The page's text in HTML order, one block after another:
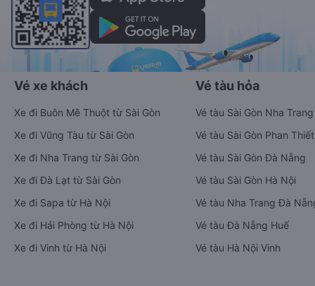
Vé xe khách
Xe đi Buôn Mê Thuột từ Sài Gòn
Xe đi Vũng Tàu từ Sài Gòn
Xe đi Nha Trang từ Sài Gòn
Xe đi Đà Lạt từ Sài Gòn
Xe đi Sapa từ Hà Nội
Xe đi Hải Phòng từ Hà Nội
Xe đi Vinh từ Hà Nội
Vé tàu hỏa
Vé tàu Sài Gòn Nha Trang
Vé tàu Sài Gòn Phan Thiết
Vé tàu Sài Gòn Đà Nẵng
Vé tàu Sài Gòn Hà Nội
Vé tàu Nha Trang Đà
Vé tàu Đà Nẵng Huế
Vé tàu Hà Nội Vinh